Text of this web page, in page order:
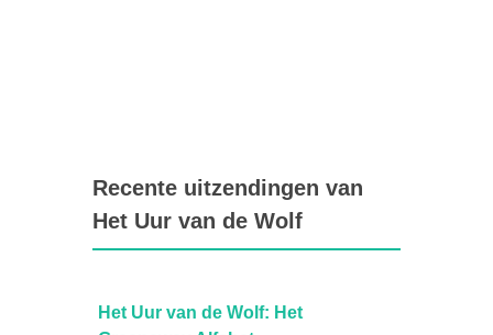
Recente uitzendingen van
Het Uur van de Wolf
The soul of Steffen Morrison